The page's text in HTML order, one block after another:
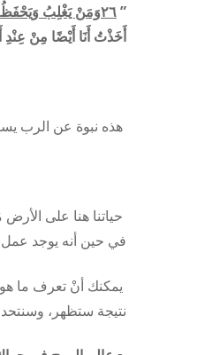
” ٢٦وَمَنْ يَغْلِبُ وَيَحْفَظُ أَعْمَالِي إِلَى النِّهَايَةِ
أَخَذْتُ أَنَا أَيْضًا مِنْ عِنْدِ
هذه نبوة عن الرب
حياتنا هنا على
في حين أنه يوجد عمل
يمكنك أنْ تعرف ما
نتيجة ستظهر،